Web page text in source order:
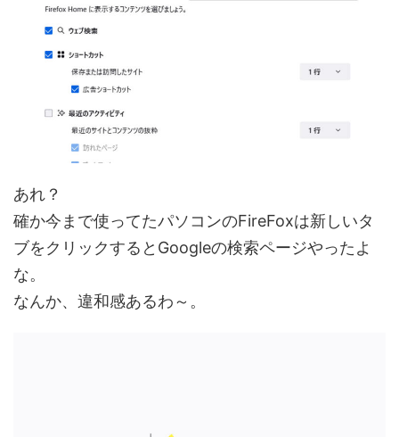
あれ？
確か今まで使ってたパソコンのFireFoxは新しいタ
ブをクリックするとGoogleの検索ページやったよ
な。
なんか、違和感あるわ～。